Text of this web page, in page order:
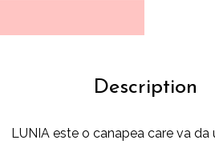
Description
LUNIA este o canapea care va da